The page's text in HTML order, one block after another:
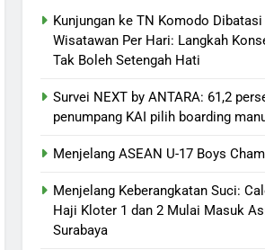
Kunjungan ke TN Komodo Dibatasi
Wisatawan Per Hari: Langkah
Tak Boleh Setengah Hati
Survei NEXT by ANTARA: 61,2
penumpang KAI pilih boarding
Menjelang ASEAN U-17 Boys
Menjelang Keberangkatan Suci:
Haji Kloter 1 dan 2 Mulai Masuk
Surabaya